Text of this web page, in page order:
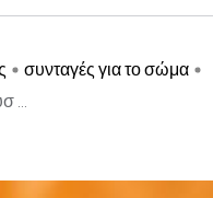
συνταγές για το σώμα
...